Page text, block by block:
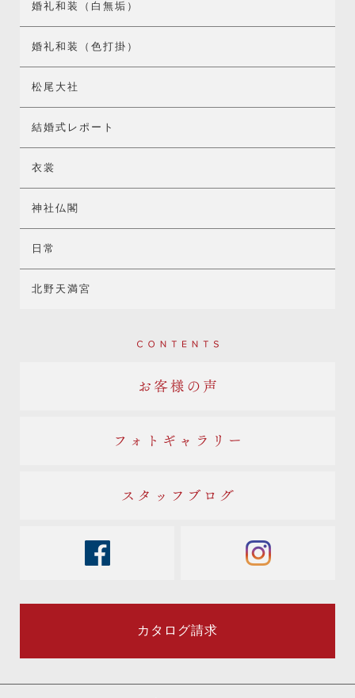
婚礼和装（白無垢）
婚礼和装（色打掛）
松尾大社
結婚式レポート
衣裳
神社仏閣
日常
北野天満宮
Contents
お客様の声
フォトギャラリー
スタッフブログ
instagram
カタログ請求